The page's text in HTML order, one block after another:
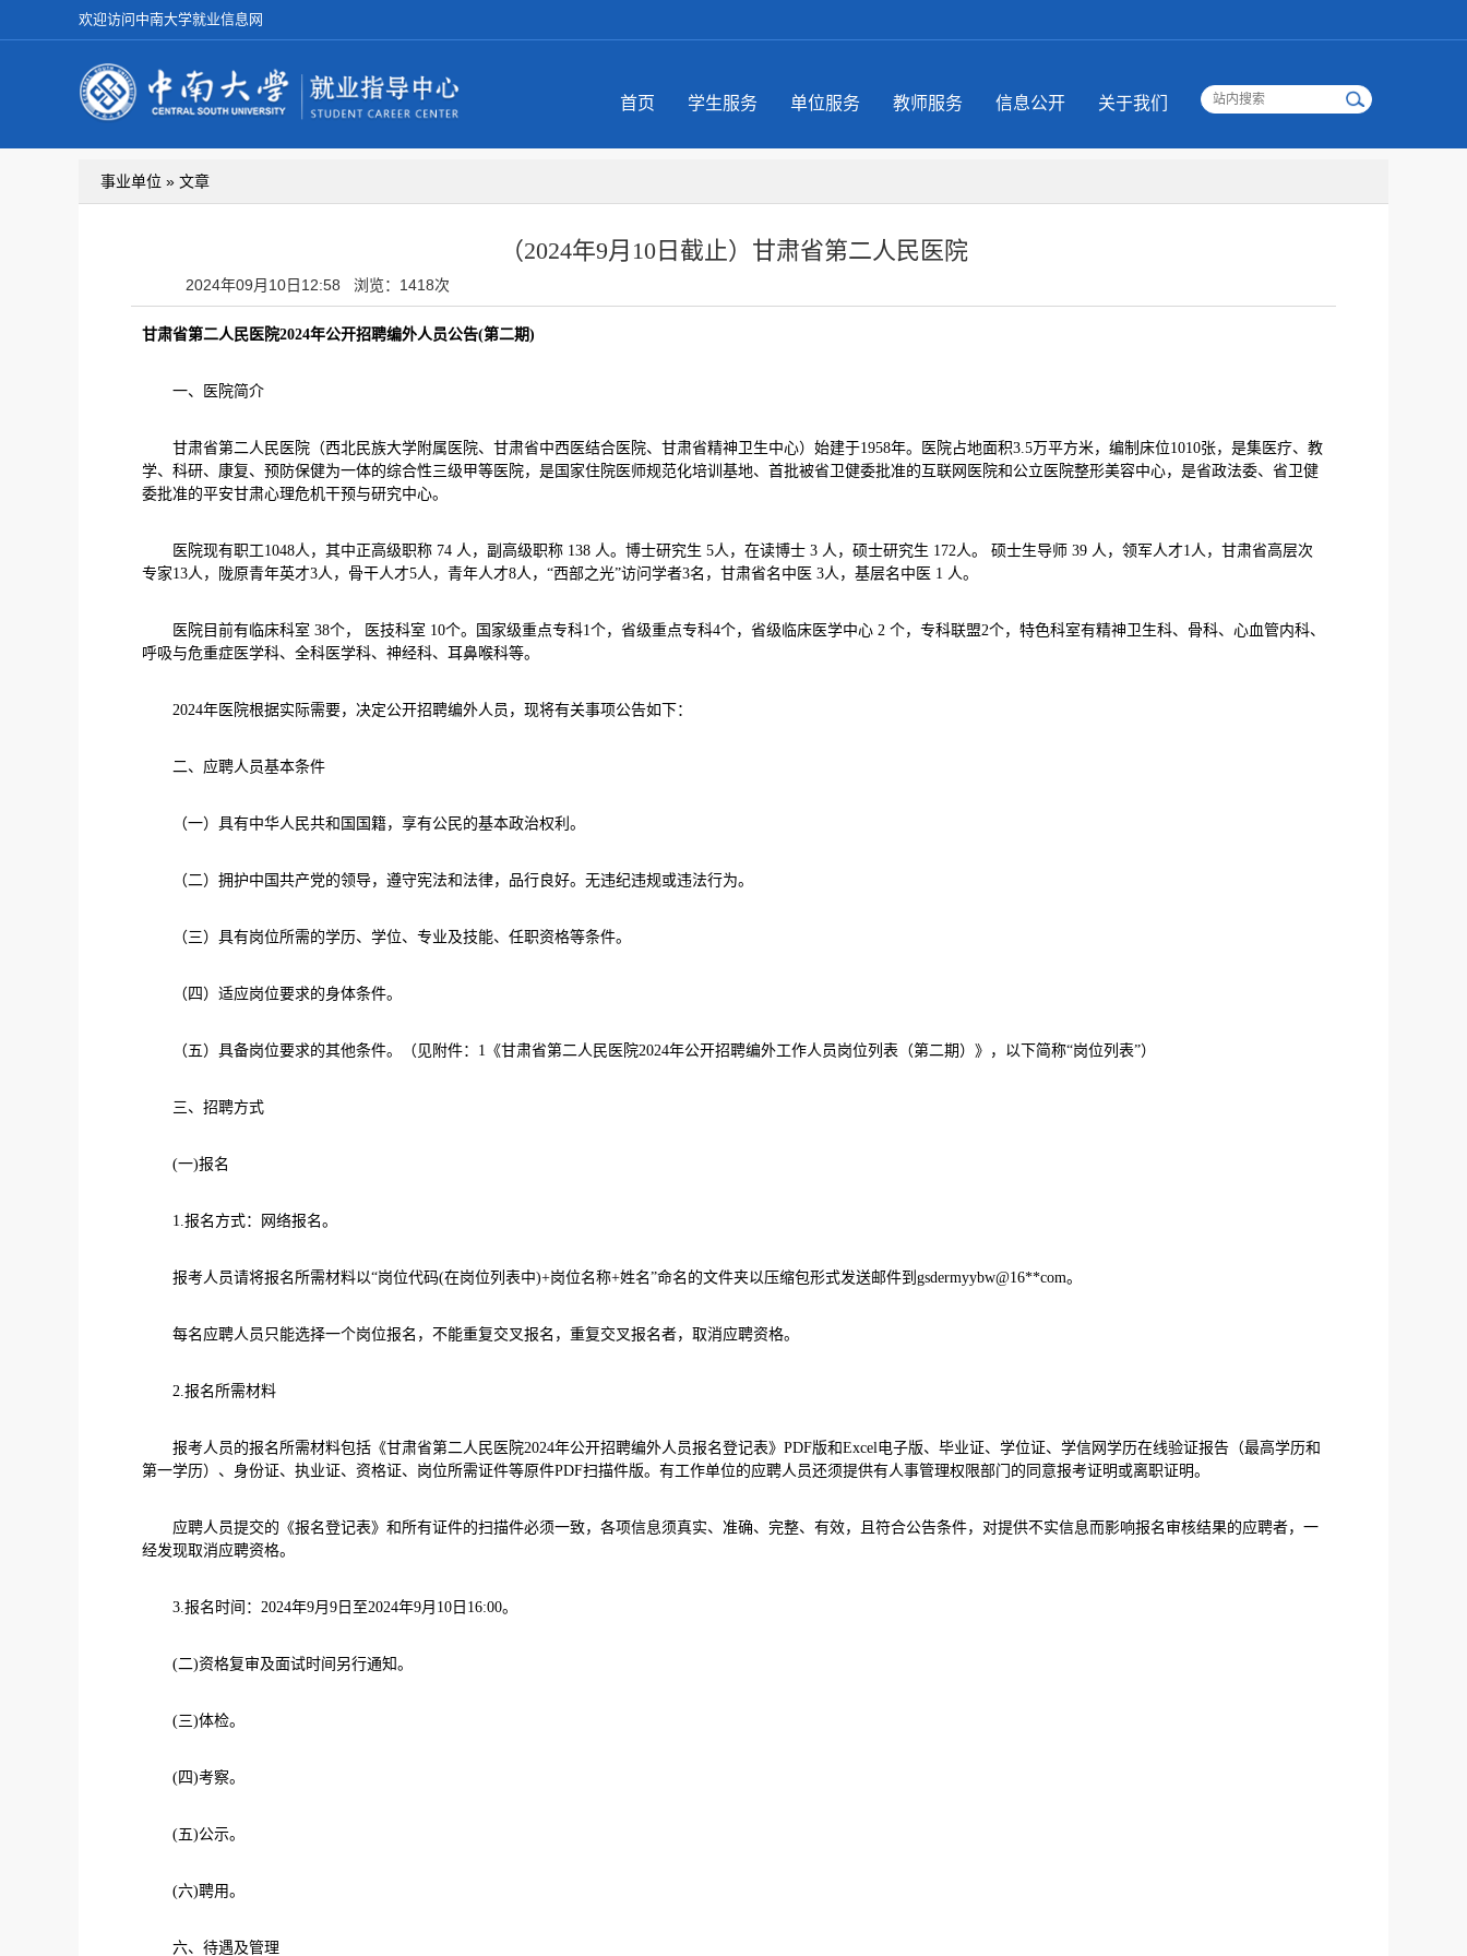
欢迎访问中南大学就业信息网
首页 学生服务 单位服务 教师服务 信息公开 关于我们
事业单位 » 文章
（2024年9月10日截止）甘肃省第二人民医院
2024年09月10日12:58 浏览：1418次
甘肃省第二人民医院2024年公开招聘编外人员公告(第二期)
一、医院简介
甘肃省第二人民医院（西北民族大学附属医院、甘肃省中西医结合医院、甘肃省精神卫生中心）始建于1958年。医院占地面积3.5万平方米，编制床位1010张，是集医疗、教
学、科研、康复、预防保健为一体的综合性三级甲等医院，是国家住院医师规范化培训基地、首批被省卫健委批准的互联网医院和公立医院整形美容中心，是省政法委、省卫健
委批准的平安甘肃心理危机干预与研究中心。
医院现有职工1048人，其中正高级职称 74 人，副高级职称 138 人。博士研究生 5人，在读博士 3 人，硕士研究生 172人。 硕士生导师 39 人，领军人才1人，甘肃省高层次
专家13人，陇原青年英才3人，骨干人才5人，青年人才8人，“西部之光”访问学者3名，甘肃省名中医 3人，基层名中医 1 人。
医院目前有临床科室 38个， 医技科室 10个。国家级重点专科1个，省级重点专科4个，省级临床医学中心 2 个，专科联盟2个，特色科室有精神卫生科、骨科、心血管内科、
呼吸与危重症医学科、全科医学科、神经科、耳鼻喉科等。
2024年医院根据实际需要，决定公开招聘编外人员，现将有关事项公告如下：
二、应聘人员基本条件
（一）具有中华人民共和国国籍，享有公民的基本政治权利。
（二）拥护中国共产党的领导，遵守宪法和法律，品行良好。无违纪违规或违法行为。
（三）具有岗位所需的学历、学位、专业及技能、任职资格等条件。
（四）适应岗位要求的身体条件。
（五）具备岗位要求的其他条件。（见附件：1《甘肃省第二人民医院2024年公开招聘编外工作人员岗位列表（第二期）》，以下简称“岗位列表”）
三、招聘方式
(一)报名
1.报名方式：网络报名。
报考人员请将报名所需材料以“岗位代码(在岗位列表中)+岗位名称+姓名”命名的文件夹以压缩包形式发送邮件到gsdermyybw@16**com。
每名应聘人员只能选择一个岗位报名，不能重复交叉报名，重复交叉报名者，取消应聘资格。
2.报名所需材料
报考人员的报名所需材料包括《甘肃省第二人民医院2024年公开招聘编外人员报名登记表》PDF版和Excel电子版、毕业证、学位证、学信网学历在线验证报告（最高学历和
第一学历）、身份证、执业证、资格证、岗位所需证件等原件PDF扫描件版。有工作单位的应聘人员还须提供有人事管理权限部门的同意报考证明或离职证明。
应聘人员提交的《报名登记表》和所有证件的扫描件必须一致，各项信息须真实、准确、完整、有效，且符合公告条件，对提供不实信息而影响报名审核结果的应聘者，一
经发现取消应聘资格。
3.报名时间：2024年9月9日至2024年9月10日16:00。
(二)资格复审及面试时间另行通知。
(三)体检。
(四)考察。
(五)公示。
(六)聘用。
六、待遇及管理